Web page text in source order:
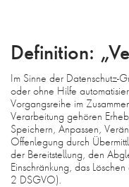
Definition:
Im Sinne der Datenschutz-
oder ohne Hilfe
Vorgangsreihe im
Verarbeitung gehören
Speichern, Anpassen,
Offenlegung durch
der Bereitstellung, den
Einschränkung, das
2 DSGVO).